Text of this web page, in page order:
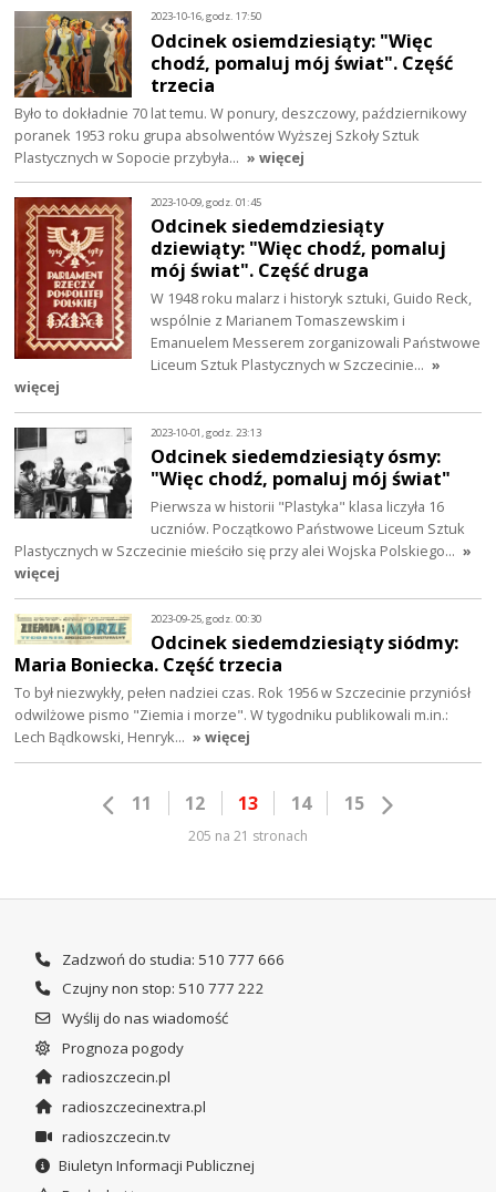
2023-10-16, godz. 17:50
Odcinek osiemdziesiąty: "Więc
chodź, pomaluj mój świat". Część
trzecia
Było to dokładnie 70 lat temu. W ponury, deszczowy, październikowy
poranek 1953 roku grupa absolwentów Wyższej Szkoły Sztuk
Plastycznych w Sopocie przybyła… » więcej
2023-10-09, godz. 01:45
Odcinek siedemdziesiąty
dziewiąty: "Więc chodź, pomaluj
mój świat". Część druga
W 1948 roku malarz i historyk sztuki, Guido Reck,
wspólnie z Marianem Tomaszewskim i
Emanuelem Messerem zorganizowali Państwowe
Liceum Sztuk Plastycznych w Szczecinie… »
więcej
2023-10-01, godz. 23:13
Odcinek siedemdziesiąty ósmy:
"Więc chodź, pomaluj mój świat"
Pierwsza w historii "Plastyka" klasa liczyła 16
uczniów. Początkowo Państwowe Liceum Sztuk
Plastycznych w Szczecinie mieściło się przy alei Wojska Polskiego… »
więcej
2023-09-25, godz. 00:30
Odcinek siedemdziesiąty siódmy:
Maria Boniecka. Część trzecia
To był niezwykły, pełen nadziei czas. Rok 1956 w Szczecinie przyniósł
odwilżowe pismo "Ziemia i morze". W tygodniku publikowali m.in.:
Lech Bądkowski, Henryk… » więcej
11 12 13 14 15
205 na 21 stronach
Zadzwoń do studia: 510 777 666
Czujny non stop: 510 777 222
Wyślij do nas wiadomość
Prognoza pogody
radioszczecin.pl
radioszczecinextra.pl
radioszczecin.tv
Biuletyn Informacji Publicznej